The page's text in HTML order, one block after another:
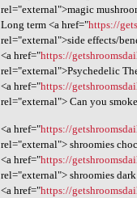
rel="external">magic
Long term <a href="https://
rel="external">side effects/
<a href="https://
rel="external">Psychedelic
<a href="https://
rel="external"> Can you
<a href="https://
rel="external"> shroomies
<a href="https://
rel="external"> shroomies
<a href="https://